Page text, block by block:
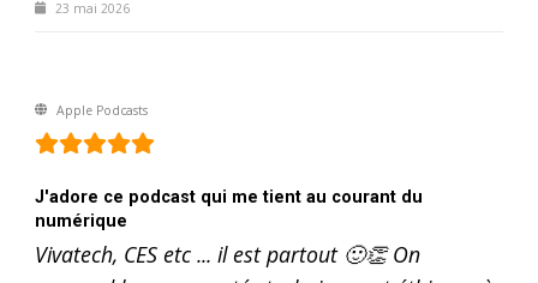
23 mai 2026
Apple Podcasts
J'adore ce podcast qui me tient au courant du
numérique
Vivatech, CES etc ... il est partout 🙂👏 On